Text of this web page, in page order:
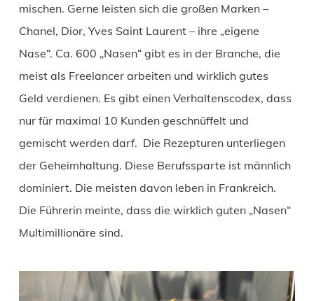
mischen. Gerne leisten sich die großen Marken –
Chanel, Dior, Yves Saint Laurent – ihre „eigene
Nase“. Ca. 600 „Nasen“ gibt es in der Branche, die
meist als Freelancer arbeiten und wirklich gutes
Geld verdienen. Es gibt einen Verhaltenscodex, dass
nur für maximal 10 Kunden geschnüffelt und
gemischt werden darf. Die Rezepturen unterliegen
der Geheimhaltung. Diese Berufssparte ist männlich
dominiert. Die meisten davon leben in Frankreich.
Die Führerin meinte, dass die wirklich guten „Nasen“
Multimillionäre sind.